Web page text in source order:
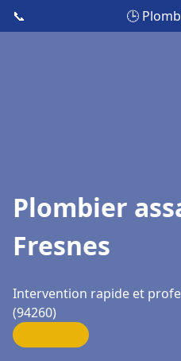
📞 🕒
Plombier
Fresnes
Intervention rapide et
(94260)